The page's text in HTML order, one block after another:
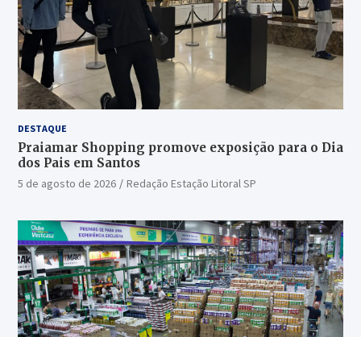
DESTAQUE
Praiamar Shopping promove exposição para o Dia
dos Pais em Santos
5 de agosto de 2026 Redação Estação Litoral SP